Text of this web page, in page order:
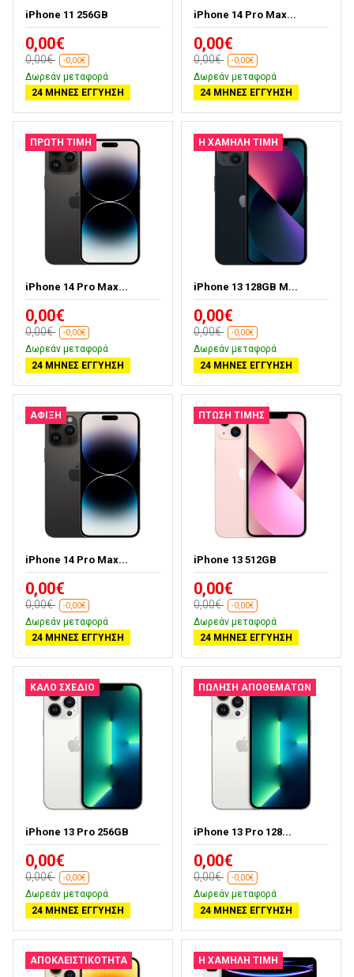
iPhone 11 256GB
0,00€
0,00€ -0,00€
Δωρεάν μεταφορά
24 ΜΉΝΕΣ ΕΓΓΎΗΣΗ
iPhone 14 Pro Max...
0,00€
0,00€ -0,00€
Δωρεάν μεταφορά
24 ΜΉΝΕΣ ΕΓΓΎΗΣΗ
ΠΡΏΤΗ ΤΙΜΉ
iPhone 14 Pro Max...
0,00€
0,00€ -0,00€
Δωρεάν μεταφορά
24 ΜΉΝΕΣ ΕΓΓΎΗΣΗ
Η ΧΑΜΗΛΉ ΤΙΜΉ
iPhone 13 128GB M...
0,00€
0,00€ -0,00€
Δωρεάν μεταφορά
24 ΜΉΝΕΣ ΕΓΓΎΗΣΗ
ΑΦΙΞΗ
iPhone 14 Pro Max...
0,00€
0,00€ -0,00€
Δωρεάν μεταφορά
24 ΜΉΝΕΣ ΕΓΓΎΗΣΗ
ΠΤΏΣΗ ΤΙΜΉΣ
iPhone 13 512GB
0,00€
0,00€ -0,00€
Δωρεάν μεταφορά
24 ΜΉΝΕΣ ΕΓΓΎΗΣΗ
ΚΑΛΌ ΣΧΈΔΙΟ
iPhone 13 Pro 256GB
0,00€
0,00€ -0,00€
Δωρεάν μεταφορά
24 ΜΉΝΕΣ ΕΓΓΎΗΣΗ
ΠΏΛΗΣΗ ΑΠΟΘΕΜΆΤΩΝ
iPhone 13 Pro 128...
0,00€
0,00€ -0,00€
Δωρεάν μεταφορά
24 ΜΉΝΕΣ ΕΓΓΎΗΣΗ
ΑΠΟΚΛΕΙΣΤΙΚΌΤΗΤΑ Η ΧΑΜΗΛΉ ΤΙΜΉ